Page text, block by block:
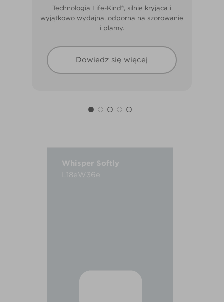
Technologia Life-Kind®, silnie kryjąca i
wyjątkowo wydajna, odporna na szorowanie
i plamy.
Dowiedz się więcej
Whisper Softly
L18eW36e